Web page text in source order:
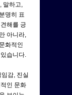
말하고,
명히 표
해를 긍
아니라,
화적인
습니다.
임감, 진실
인 문화